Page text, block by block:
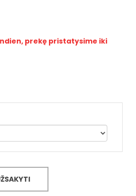
prekę pristatysime iki